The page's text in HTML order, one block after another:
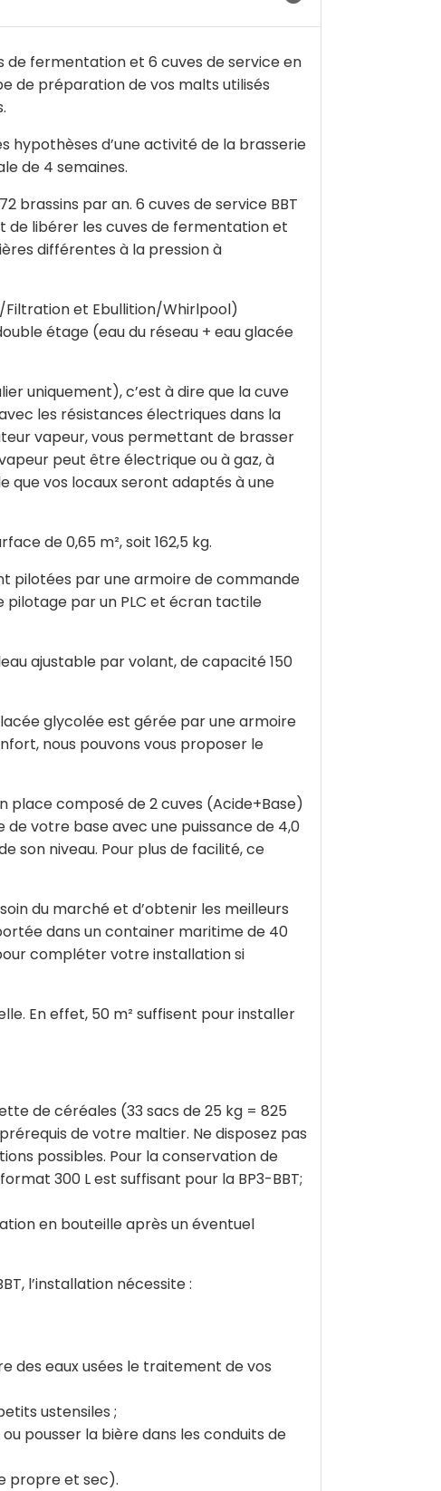
de fermentation et 6 cuves de service en
de préparation de vos malts utilisés
d’une activité de la brasserie
de 4 semaines.
brassins par an. 6 cuves de service BBT
de libérer les cuves de fermentation et
différentes à la pression à
Filtration et Ebullition/Whirlpool)
étage (eau du réseau + eau glacée
uniquement), c’est à dire que la cuve
les résistances électriques dans la
vapeur, vous permettant de brasser
peut être électrique ou à gaz, à
que vos locaux seront adaptés à une
de 0,65 m², soit 162,5 kg.
pilotées par une armoire de commande
pilotage par un PLC et écran tactile
ajustable par volant, de capacité 150
glycolée est gérée par une armoire
nous pouvons vous proposer le
place composé de 2 cuves (Acide+Base)
votre base avec une puissance de 4,0
son niveau. Pour plus de facilité, ce
du marché et d’obtenir les meilleurs
dans un container maritime de 40
compléter votre installation si
En effet, 50 m² suffisent pour installer
de céréales (33 sacs de 25 kg = 825
de votre maltier. Ne disposez pas
possibles. Pour la conservation de
300 L est suffisant pour la BP3-BBT;
en bouteille après un éventuel
l’installation nécessite :
des eaux usées le traitement de vos
ustensiles ;
pousser la bière dans les conduits de
propre et sec).